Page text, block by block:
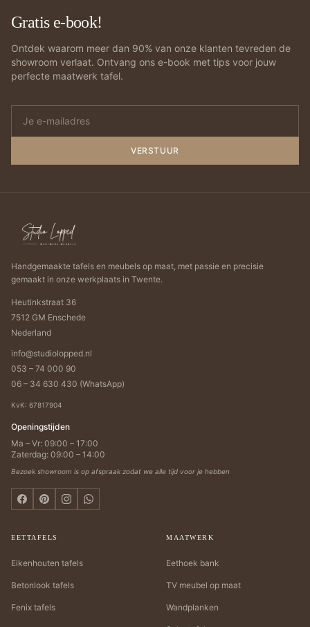
Gratis e-book!
Ontdek waarom meer dan 90% van onze klanten tevreden de
showroom verlaat. Ontvang ons e-book met tips voor jouw
perfecte maatwerk tafel.
VERSTUUR
Handgemaakte tafels en meubels op maat, met passie en precisie
gemaakt in onze werkplaats in Twente.
Heutinkstraat 36
7512 GM Enschede
Nederland
info@studiolopped.nl
053 – 74 000 90
06 – 34 630 430 (WhatsApp)
KvK: 67817904
Openingstijden
Ma – Vr: 09:00 – 17:00
Zaterdag: 09:00 – 14:00
Bezoek showroom is op afspraak zodat we alle tijd voor je hebben
EETTAFELS
Eikenhouten tafels
Betonlook tafels
Fenix tafels
MAATWERK
Eethoek bank
TV meubel op maat
Wandplanken